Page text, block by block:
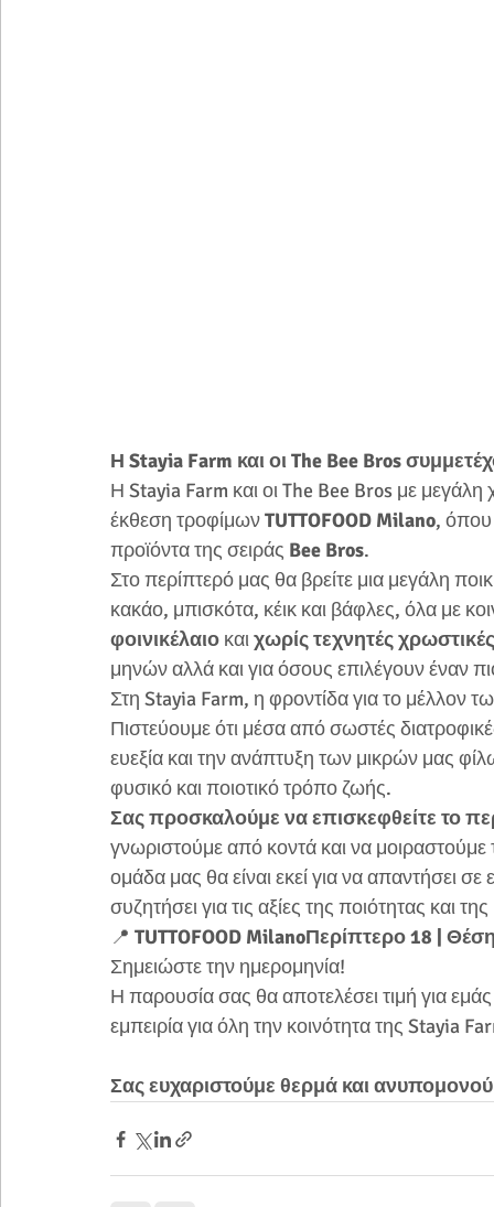
Η Stayia Farm και οι The Bee Bros
Η Stayia Farm και οι The Bee Bros με
έκθεση τροφίμων TUTTOFOOD Milano, όπου
προϊόντα της σειράς Bee Bros.
Στο περίπτερό μας θα βρείτε μια μεγάλη
κακάο, μπισκότα, κέικ και βάφλες, όλα με
φοινικέλαιο και χωρίς τεχνητές χρωστικές
μηνών αλλά και για όσους επιλέγουν έναν
Στη Stayia Farm, η φροντίδα για το μέλλον
Πιστεύουμε ότι μέσα από σωστές
ευεξία και την ανάπτυξη των μικρών μας
φυσικό και ποιοτικό τρόπο ζωής.
Σας προσκαλούμε να επισκεφθείτε το
γνωριστούμε από κοντά και να
ομάδα μας θα είναι εκεί για να απαντήσει
συζητήσει για τις αξίες της ποιότητας και
📍 TUTTOFOOD MilanoΠερίπτερο 18 |
Σημειώστε την ημερομηνία!
Η παρουσία σας θα αποτελέσει τιμή για
εμπειρία για όλη την κοινότητα της Stayia
Σας ευχαριστούμε θερμά και